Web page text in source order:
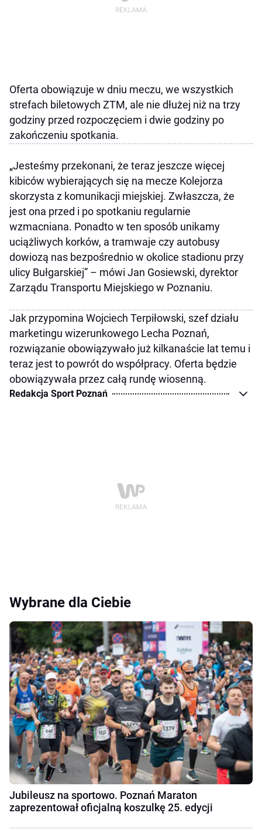
Oferta obowiązuje w dniu meczu, we wszystkich
strefach biletowych ZTM, ale nie dłużej niż na trzy
godziny przed rozpoczęciem i dwie godziny po
zakończeniu spotkania.
„Jesteśmy przekonani, że teraz jeszcze więcej
kibiców wybierających się na mecze Kolejorza
skorzysta z komunikacji miejskiej. Zwłaszcza, że
jest ona przed i po spotkaniu regularnie
wzmacniana. Ponadto w ten sposób unikamy
uciążliwych korków, a tramwaje czy autobusy
dowiozą nas bezpośrednio w okolice stadionu przy
ulicy Bułgarskiej” – mówi Jan Gosiewski, dyrektor
Zarządu Transportu Miejskiego w Poznaniu.
Jak przypomina Wojciech Terpiłowski, szef działu
marketingu wizerunkowego Lecha Poznań,
rozwiązanie obowiązywało już kilkanaście lat temu i
teraz jest to powrót do współpracy. Oferta będzie
obowiązywała przez całą rundę wiosenną.
Redakcja Sport Poznań
Wybrane dla Ciebie
Jubileusz na sportowo. Poznań Maraton
zaprezentował oficjalną koszulkę 25. edycji